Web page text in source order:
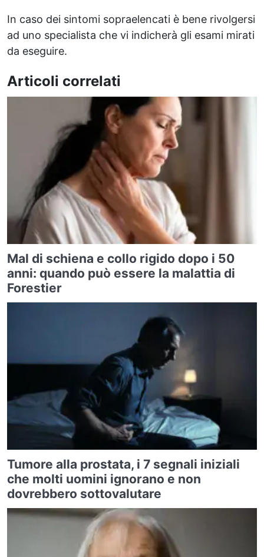
In caso dei sintomi sopraelencati è bene rivolgersi
ad uno specialista che vi indicherà gli esami mirati
da eseguire.
Articoli correlati
Mal di schiena e collo rigido dopo i 50
anni: quando può essere la malattia di
Forestier
Tumore alla prostata, i 7 segnali iniziali
che molti uomini ignorano e non
dovrebbero sottovalutare